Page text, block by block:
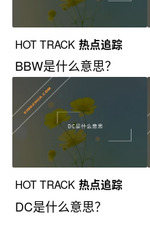
HOT TRACK 热点追踪
BBW是什么意思？
HOT TRACK 热点追踪
DC是什么意思？